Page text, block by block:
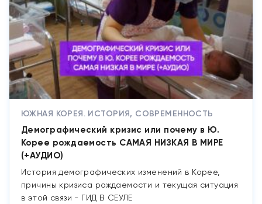
ЮЖНАЯ КОРЕЯ. ИСТОРИЯ, СОВРЕМЕННОСТЬ
Демографический кризис или почему в Ю.
Корее рождаемость САМАЯ НИЗКАЯ В МИРЕ
(+АУДИО)
История демографических изменений в Корее,
причины кризиса рождаемости и текущая ситуация
в этой связи - ГИД В СЕУЛЕ